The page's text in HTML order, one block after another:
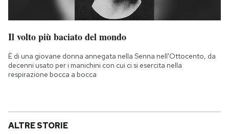
Il volto più baciato del mondo
È di una giovane donna annegata nella Senna nell'Ottocento, da
decenni usato per i manichini con cui ci si esercita nella
respirazione bocca a bocca
ALTRE STORIE